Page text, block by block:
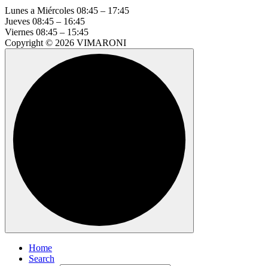
Lunes a Miércoles 08:45 – 17:45
Jueves 08:45 – 16:45
Viernes 08:45 – 15:45
Copyright © 2026 VIMARONI
Home
Search